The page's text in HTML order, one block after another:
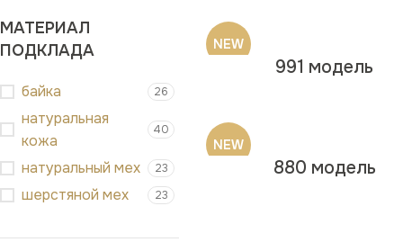
МАТЕРИАЛ
ПОДКЛАДА
байка 26
натуральная
кожа
40
натуральный мех 23
шерстяной мех 23
NEW
991 модель
NEW
880 модель